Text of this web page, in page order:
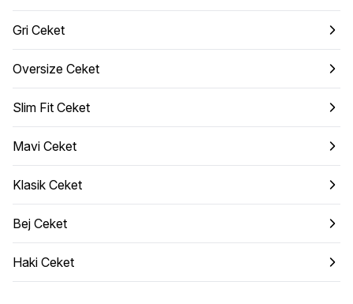
Gri Ceket
Oversize Ceket
Slim Fit Ceket
Mavi Ceket
Klasik Ceket
Bej Ceket
Haki Ceket